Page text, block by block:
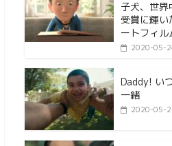
子犬、世
受賞に輝い
ートフィル
2020-05-
Daddy! い
一緒
2020-05-